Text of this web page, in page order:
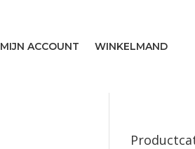
MIJN ACCOUNT WINKELMAND